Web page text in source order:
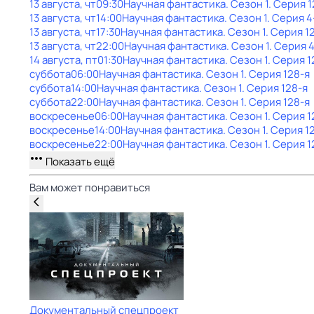
13 августа, чт09:30Научная фантастика. Сезон 1. Серия
13 августа, чт14:00Научная фантастика. Сезон 1. Серия
13 августа, чт17:30Научная фантастика. Сезон 1. Серия
13 августа, чт22:00Научная фантастика. Сезон 1. Серия
14 августа, пт01:30Научная фантастика. Сезон 1. Серия
суббота06:00Научная фантастика. Сезон 1. Серия 128-я
суббота14:00Научная фантастика. Сезон 1. Серия 128-я
суббота22:00Научная фантастика. Сезон 1. Серия 128-я
воскресенье06:00Научная фантастика. Сезон 1. Серия
воскресенье14:00Научная фантастика. Сезон 1. Серия
воскресенье22:00Научная фантастика. Сезон 1. Серия
Показать ещё
Вам может понравиться
Документальный спецпроект